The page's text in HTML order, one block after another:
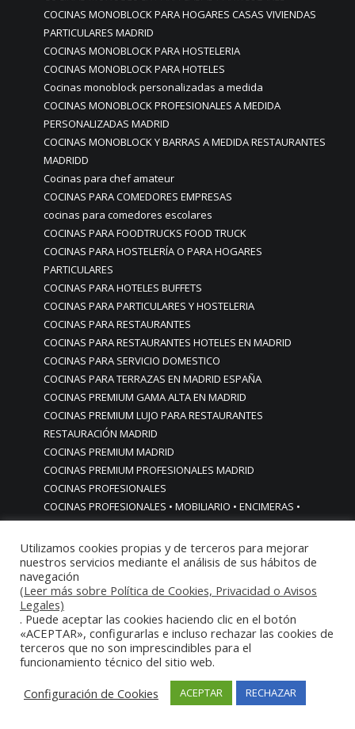
COCINAS MONOBLOCK PARA HOGARES CASAS VIVIENDAS
PARTICULARES MADRID
COCINAS MONOBLOCK PARA HOSTELERIA
COCINAS MONOBLOCK PARA HOTELES
Cocinas monoblock personalizadas a medida
COCINAS MONOBLOCK PROFESIONALES A MEDIDA
PERSONALIZADAS MADRID
COCINAS MONOBLOCK Y BARRAS A MEDIDA RESTAURANTES
MADRIDD
Cocinas para chef amateur
COCINAS PARA COMEDORES EMPRESAS
cocinas para comedores escolares
COCINAS PARA FOODTRUCKS FOOD TRUCK
COCINAS PARA HOSTELERÍA O PARA HOGARES
PARTICULARES
COCINAS PARA HOTELES BUFFETS
COCINAS PARA PARTICULARES Y HOSTELERIA
COCINAS PARA RESTAURANTES
COCINAS PARA RESTAURANTES HOTELES EN MADRID
COCINAS PARA SERVICIO DOMESTICO
COCINAS PARA TERRAZAS EN MADRID ESPAÑA
COCINAS PREMIUM GAMA ALTA EN MADRID
COCINAS PREMIUM LUJO PARA RESTAURANTES
RESTAURACIÓN MADRID
COCINAS PREMIUM MADRID
COCINAS PREMIUM PROFESIONALES MADRID
COCINAS PROFESIONALES
COCINAS PROFESIONALES • MOBILIARIO • ENCIMERAS •
REVESTIMIENTOS • ESTRUCTURAS • ELEMENTOS
DECORATIVOS ACERO INOXIDABLE
COCINAS PROFESIONALES A MEDIDA PERSONALIZADAS PARA
PARTICULARES
COCINAS PROFESIONALES ACERO INOXIDABLE
COCINAS PROFESIONALES HORECA
COCINAS PROFESIONALES HOSTELERÍA MADRID
Cocinas profesionales industriales monoblock a medida
personalizadas
Cocinas profesionales industriales monoblock a medida
personalizadasCocinas profesionales industriales
Utilizamos cookies propias y de terceros para mejorar
nuestros servicios mediante el análisis de sus hábitos de
navegación
(Leer más sobre Política de Cookies, Privacidad o Avisos
Legales)
. Puede aceptar las cookies haciendo clic en el botón
«ACEPTAR», configurarlas e incluso rechazar las cookies de
terceros que no son imprescindibles para el
funcionamiento técnico del sitio web.
Configuración de Cookies
ACEPTAR RECHAZAR